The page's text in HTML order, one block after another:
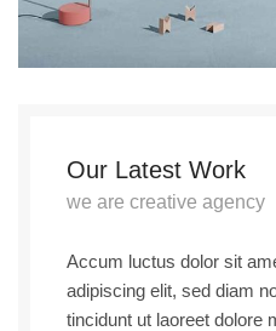
Our Latest Work
we are creative agency
Accum luctus dolor sit
adipiscing elit, sed diam
tincidunt ut laoreet dolore